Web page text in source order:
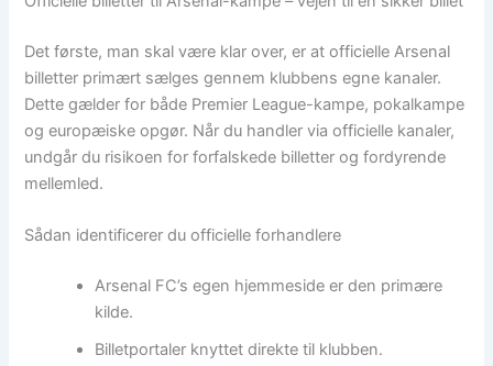
Det første, man skal være klar over, er at officielle Arsenal
billetter primært sælges gennem klubbens egne kanaler.
Dette gælder for både Premier League-kampe, pokalkampe
og europæiske opgør. Når du handler via officielle kanaler,
undgår du risikoen for forfalskede billetter og fordyrende
mellemled.
Sådan identificerer du officielle forhandlere
Arsenal FC’s egen hjemmeside er den primære
kilde.
Billetportaler knyttet direkte til klubben.